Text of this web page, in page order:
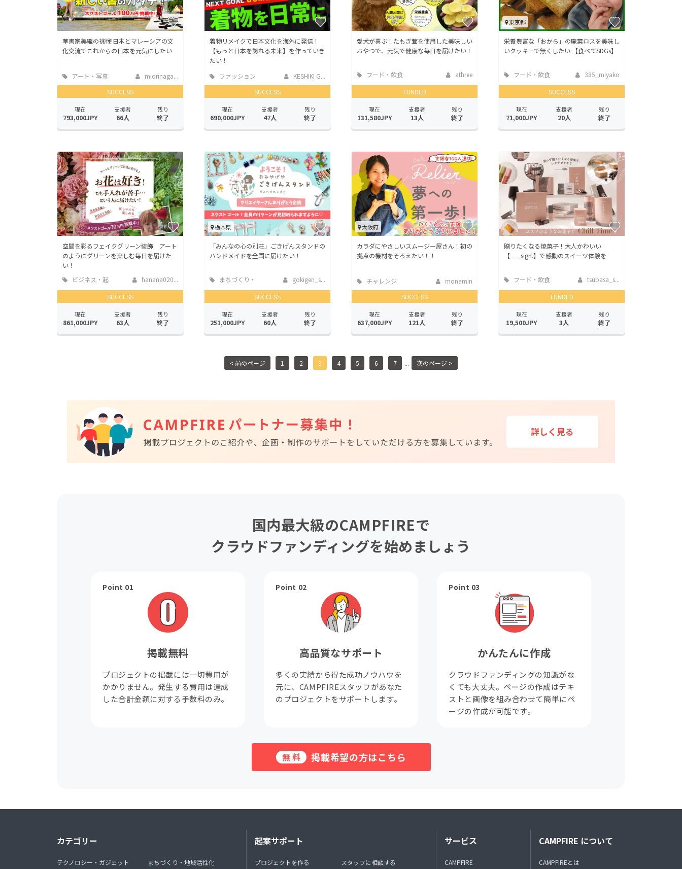
華書家美織の挑戦!日本とマレーシアの文
化交流でこれからの日本を元気にしたい
アート・写真
miorinaga...
SUCCESS
現在
793,000JPY
支援者
66人
残り
終了
着物リメイクで日本文化を海外に発信！
【もっと日本を誇れる未来】を作っていき
たい！
ファッション
KESHIKI G...
SUCCESS
現在
690,000JPY
支援者
47人
残り
終了
愛犬が喜ぶ！たもぎ茸を使用した美味しい
おやつで、元気で健康な毎日を届けたい！
フード・飲食
店
athree
FUNDED
現在
131,580JPY
支援者
13人
残り
終了
東京都
栄養豊富な「おから」の廃棄ロスを美味し
いクッキーで無くしたい 【食べてSDGs】
フード・飲食
店
385_miyako
SUCCESS
現在
71,000JPY
支援者
20人
残り
終了
空間を彩るフェイクグリーン装飾 アート
のようにグリーンを楽しむ毎日を届けた
い！
ビジネス・起
業
hanana020...
SUCCESS
現在
861,000JPY
支援者
63人
残り
終了
栃木県
「みんなの心の別荘」ごきげんスタンドの
ハンドメイドを全国に届けたい！
まちづくり・
地域活性化
gokigen_s...
SUCCESS
現在
251,000JPY
支援者
60人
残り
終了
大阪府
カラダにやさしいスムージー屋さん！初の
拠点の機材をそろえたい！！
チャレンジ
monamin
SUCCESS
現在
637,000JPY
支援者
121人
残り
終了
贈りたくなる焼菓子！大人かわいい
【___sign.】で感動のスイーツ体験を
フード・飲食
店
tsubasa_s...
FUNDED
現在
19,500JPY
支援者
3人
残り
終了
< 前のページ 1 2 3 4 5 6 7 ... 次のページ >
国内最大級のCAMPFIREで
クラウドファンディングを始めましょう
Point 01
掲載無料
プロジェクトの掲載には一切費用が
かかりません。発生する費用は達成
した合計金額に対する手数料のみ。
Point 02
高品質なサポート
多くの実績から得た成功ノウハウを
元に、CAMPFIREスタッフがあなた
のプロジェクトをサポートします。
Point 03
かんたんに作成
クラウドファンディングの知識がな
くても大丈夫。ページの作成はテキ
ストと画像を組み合わせて簡単にペ
ージの作成が可能です。
無料 掲載希望の方はこちら
カテゴリー
テクノロジー・ガジェット まちづくり・地域活性化
起案サポート
プロジェクトを作る スタッフに相談する
サービス
CAMPFIRE
CAMPFIRE について
CAMPFIREとは